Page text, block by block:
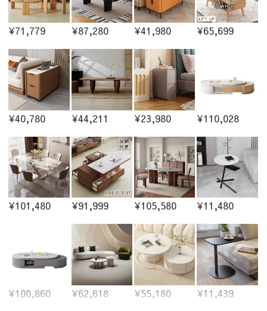
¥71,779 ¥87,280 ¥41,980 ¥65,699
¥40,780 ¥44,211 ¥23,980 ¥110,028
¥101,480 ¥91,999 ¥105,580 ¥11,480
¥100,860 ¥62,618 ¥55,180
¥11,439